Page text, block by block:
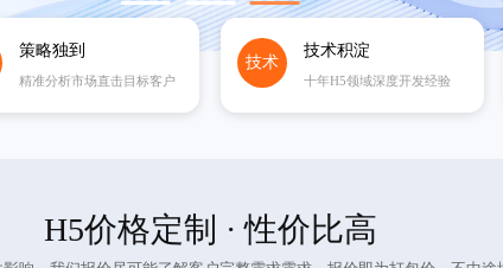
策略独到
精准分析市场直击目标客户
技术
技术积淀
十年H5领域深度开发经验
H5价格定制 · 性价比高